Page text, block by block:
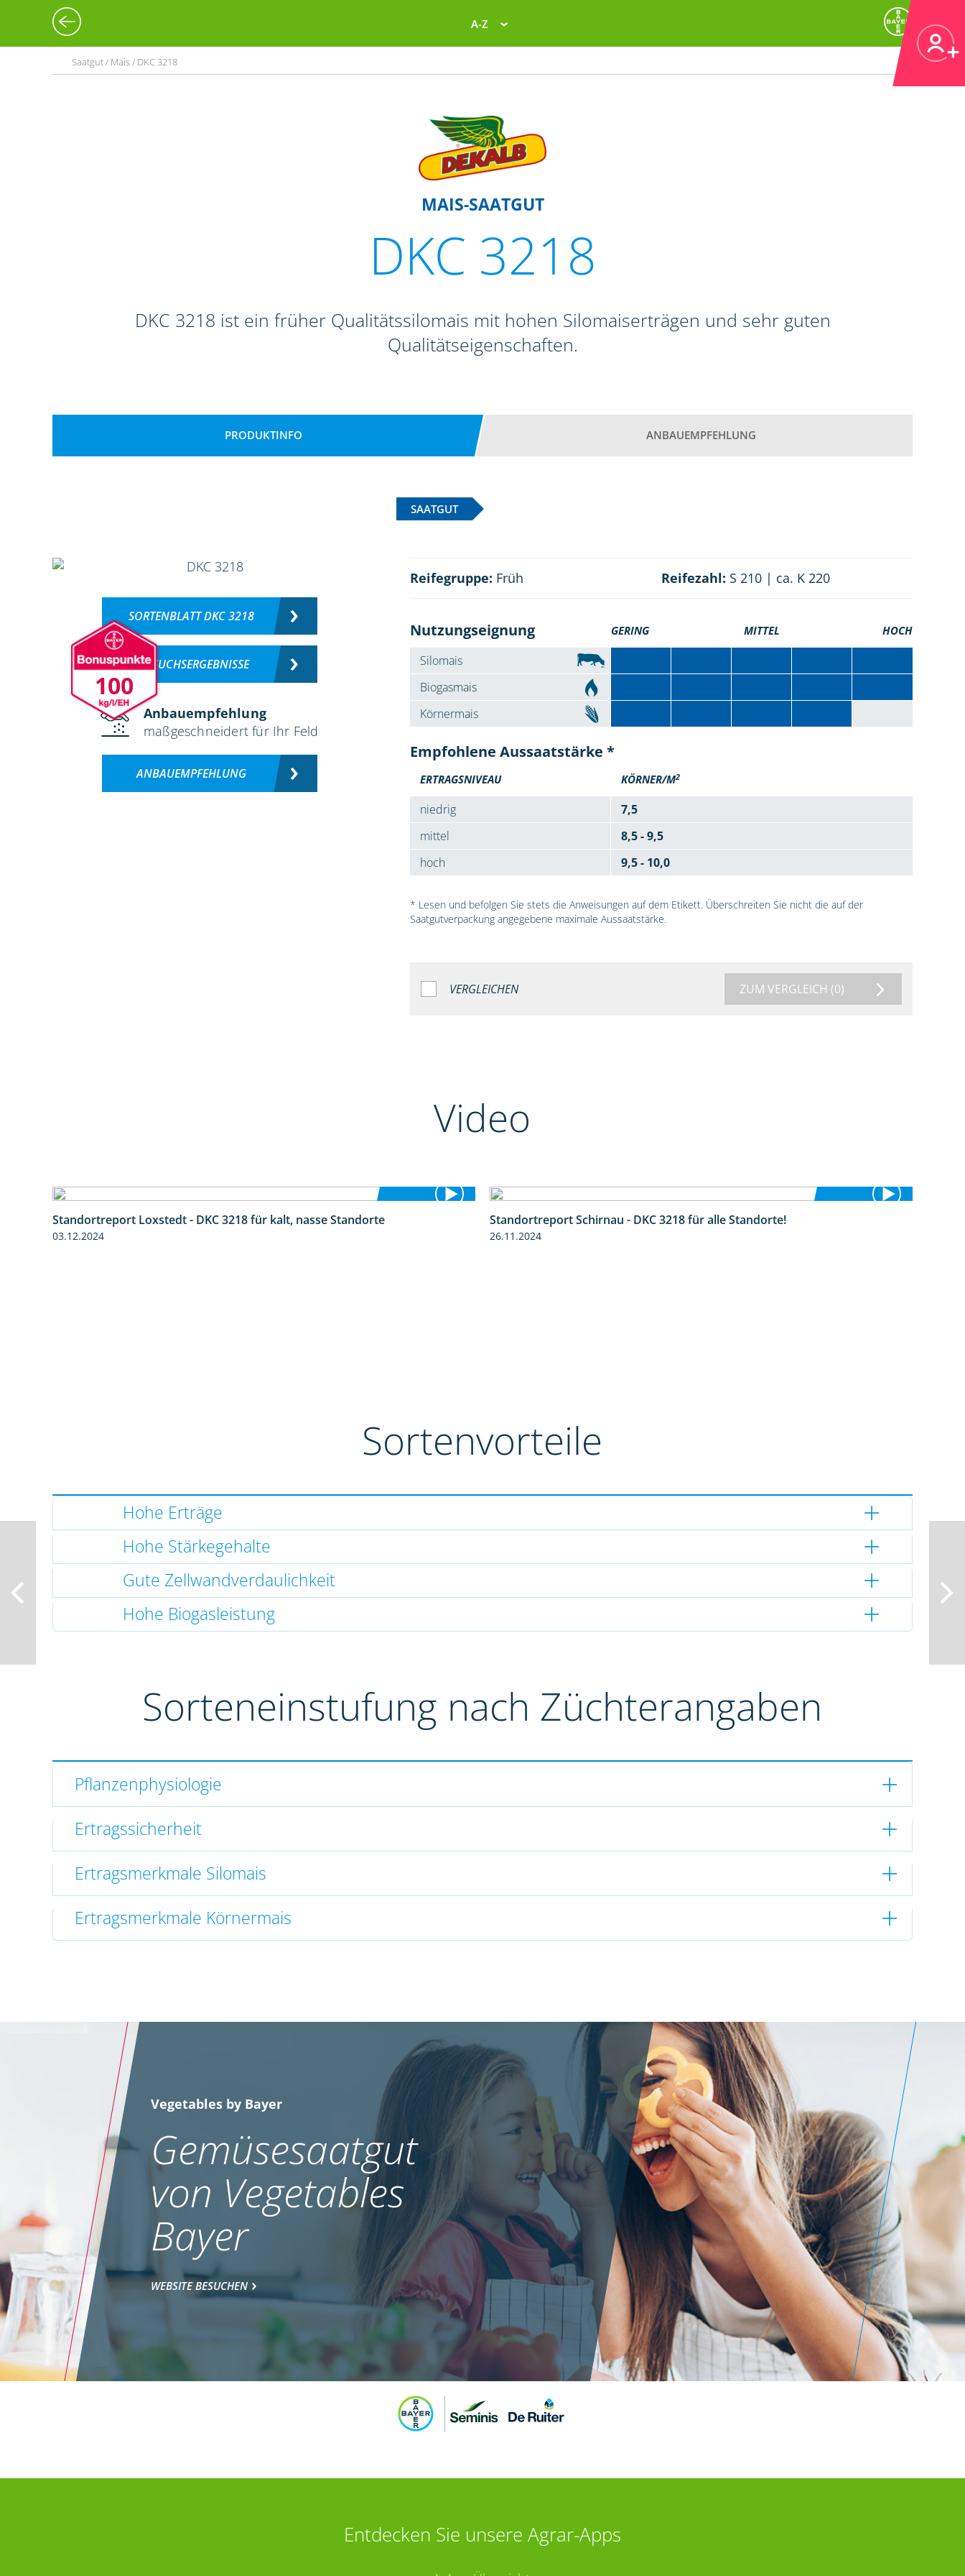
A-Z
Saatgut / Mais / DKC 3218
MAIS-SAATGUT
DKC 3218
DKC 3218 ist ein früher Qualitätssilomais mit hohen Silomaiserträgen und sehr guten
Qualitätseigenschaften.
PRODUKTINFO ANBAUEMPFEHLUNG
SAATGUT
100
SORTENBLATT DKC 3218
VERSUCHSERGEBNISSE
Anbauempfehlung
maßgeschneidert für Ihr Feld
ANBAUEMPFEHLUNG
Reifegruppe: Früh Reifezahl: S 210 | ca. K 220
Nutzungseignung GERING MITTEL HOCH
Silomais
Biogasmais
Körnermais
Empfohlene Aussaatstärke *
ERTRAGSNIVEAU KÖRNER/M2
niedrig
7,5
mittel
8,5 - 9,5
hoch
9,5 - 10,0
* Lesen und befolgen Sie stets die Anweisungen auf dem Etikett. Überschreiten Sie nicht die auf der
Saatgutverpackung angegebene maximale Aussaatstärke.
VERGLEICHEN ZUM VERGLEICH (0)
Video
Standortreport Loxstedt - DKC 3218 für kalt, nasse Standorte
03.12.2024
Standortreport Schirnau - DKC 3218 für alle Standorte!
26.11.2024
Sortenvorteile
Hohe Erträge
Hohe Stärkegehalte
Gute Zellwandverdaulichkeit
Hohe Biogasleistung
Sorteneinstufung nach Züchterangaben
Pflanzenphysiologie
Ertragssicherheit
Ertragsmerkmale Silomais
Ertragsmerkmale Körnermais
Vegetables by Bayer
Gemüsesaatgut
von Vegetables
Bayer
WEBSITE BESUCHEN
Entdecken Sie unsere Agrar-Apps